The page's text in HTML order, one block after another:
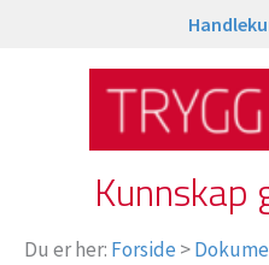
Du er her: Forside >